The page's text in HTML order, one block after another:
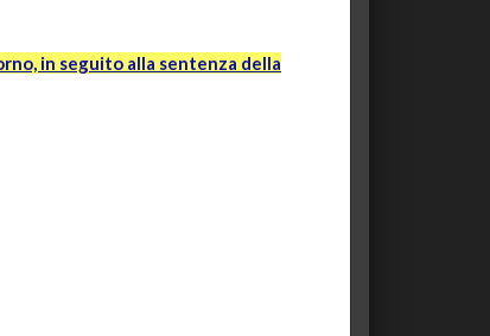
in seguito alla sentenza della